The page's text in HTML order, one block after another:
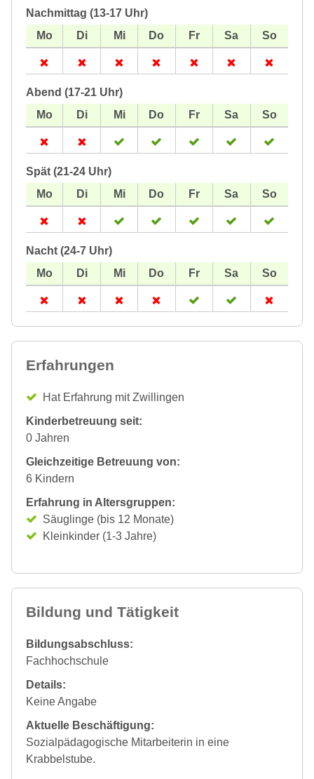
Nachmittag (13-17 Uhr)
Abend (17-21 Uhr)
Spät (21-24 Uhr)
Nacht (24-7 Uhr)
Erfahrungen
Hat Erfahrung mit Zwillingen
Kinderbetreuung seit:
0 Jahren
Gleichzeitige Betreuung von:
6 Kindern
Erfahrung in Altersgruppen:
Säuglinge (bis 12 Monate)
Kleinkinder (1-3 Jahre)
Bildung und Tätigkeit
Bildungsabschluss:
Fachhochschule
Details:
Keine Angabe
Aktuelle Beschäftigung:
Sozialpädagogische Mitarbeiterin in eine
Krabbelstube.